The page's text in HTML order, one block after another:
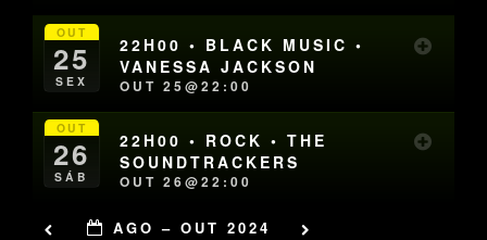
OUT
25
SEX
22H00 • BLACK MUSIC •
VANESSA JACKSON
OUT 25@22:00
OUT
26
SÁB
22H00 • ROCK • THE
SOUNDTRACKERS
OUT 26@22:00
AGO – OUT 2024